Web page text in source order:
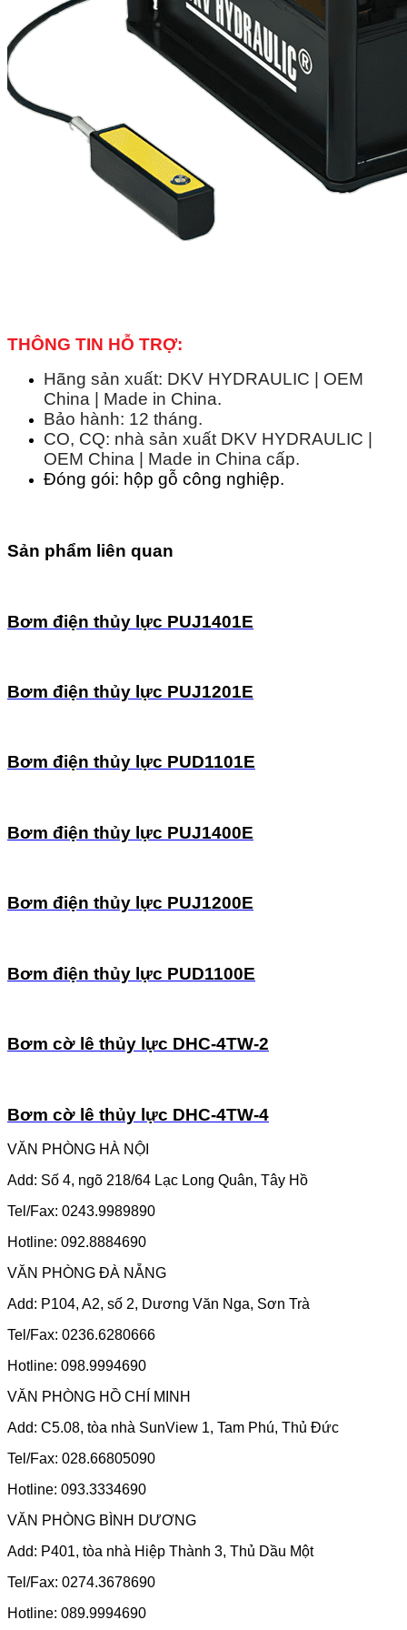
THÔNG TIN HỖ TRỢ:
Hãng sản xuất: DKV HYDRAULIC | OEM
China | Made in China.
Bảo hành: 12 tháng.
CO, CQ: nhà sản xuất DKV HYDRAULIC |
OEM China | Made in China cấp.
Đóng gói: hộp gỗ công nghiệp.
Sản phẩm liên quan
Bơm điện thủy lực PUJ1401E
Bơm điện thủy lực PUJ1201E
Bơm điện thủy lực PUD1101E
Bơm điện thủy lực PUJ1400E
Bơm điện thủy lực PUJ1200E
Bơm điện thủy lực PUD1100E
Bơm cờ lê thủy lực DHC-4TW-2
Bơm cờ lê thủy lực DHC-4TW-4
VĂN PHÒNG HÀ NỘI
Add: Số 4, ngõ 218/64 Lạc Long Quân, Tây Hồ
Tel/Fax: 0243.9989890
Hotline: 092.8884690
VĂN PHÒNG ĐÀ NẴNG
Add: P104, A2, số 2, Dương Văn Nga, Sơn Trà
Tel/Fax: 0236.6280666
Hotline: 098.9994690
VĂN PHÒNG HỒ CHÍ MINH
Add: C5.08, tòa nhà SunView 1, Tam Phú, Thủ Đức
Tel/Fax: 028.66805090
Hotline: 093.3334690
VĂN PHÒNG BÌNH DƯƠNG
Add: P401, tòa nhà Hiệp Thành 3, Thủ Dầu Một
Tel/Fax: 0274.3678690
Hotline: 089.9994690